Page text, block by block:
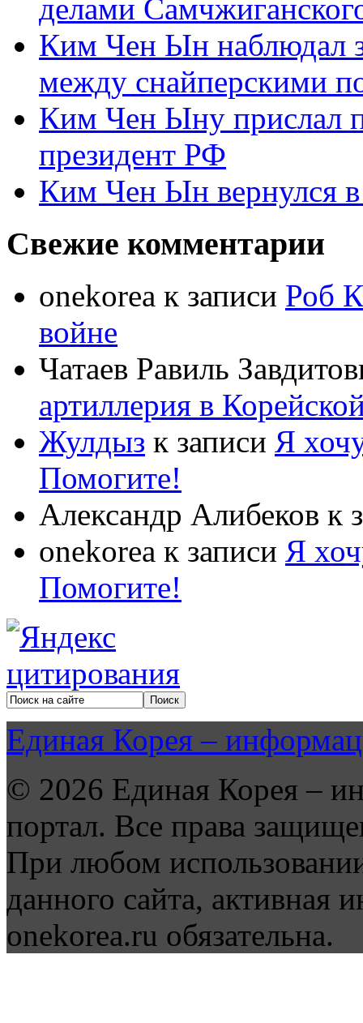
делами
Ким Чен Ын наблюдал
между снайперскими
Ким Чен Ыну прислал
президент РФ
Ким Чен Ын вернулся
Свежие комментарии
onekorea к записи Роб
войне
Чатаев Равиль
артиллерия в
Жулдыз к записи Я
Помогите!
Александр Алибеков к
onekorea к записи Я
Помогите!
Единая Корея –
© 2026 Единая Корея –
портал. Все права
При любом
данного сайта, активная
onekorea.ru обязательна.